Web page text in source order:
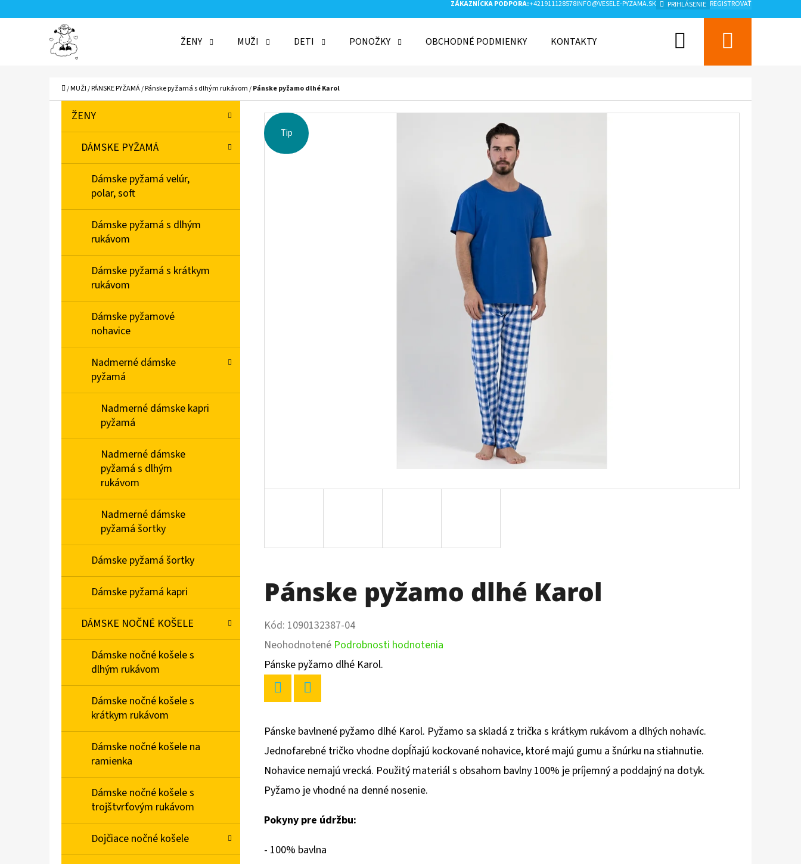
ZÁKAZNÍCKA PODPORA:+421911128578INFO@VESELE-PYZAMA.SK PRIHLÁSENIE REGISTROVAŤ
ŽENY MUŽI DETI PONOŽKY OBCHODNÉ PODMIENKY KONTAKTY Hľadať
Domov
/MUŽI/PÁNSKE PYŽAMÁ/Pánske pyžamá s dlhým rukávom/Pánske pyžamo dlhé Karol
O
N
Preskočiť
kategórie
T
G
I
ŽENY
DÁMSKE PYŽAMÁ
Dámske pyžamá velúr,
polar, soft
Dámske pyžamá s dlhým
rukávom
Dámske pyžamá s krátkym
rukávom
Dámske pyžamové
nohavice
Nadmerné dámske
pyžamá
Nadmerné dámske kapri
pyžamá
Nadmerné dámske
pyžamá s dlhým
rukávom
Nadmerné dámske
pyžamá šortky
Dámske pyžamá šortky
Dámske pyžamá kapri
DÁMSKE NOČNÉ KOŠELE
Dámske nočné košele s
dlhým rukávom
Dámske nočné košele s
krátkym rukávom
Dámske nočné košele na
ramienka
Dámske nočné košele s
trojštvrťovým rukávom
Dojčiace nočné košele
Tip
Pánske pyžamo dlhé Karol
Kód: 1090132387-04
Priemerné
hodnotenie
produktu
je
0,0
hviezdičiek.
Neohodnotené Podrobnosti hodnotenia
Pánske pyžamo dlhé Karol.
Pánske bavlnené pyžamo dlhé Karol. Pyžamo sa skladá z trička s krátkym rukávom a dlhých nohavíc.
Jednofarebné tričko vhodne dopĺňajú kockované nohavice, ktoré majú gumu a šnúrku na stiahnutie.
Nohavice nemajú vrecká. Použitý materiál s obsahom bavlny 100% je príjemný a poddajný na dotyk.
Pyžamo je vhodné na denné nosenie.
Pokyny pre údržbu:
- 100% bavlna
Späť
do
Späť
do
MEDVEDÍKY
€23,90
DÁMSKA NOČNÁ KOŠEĽA S KRÁTKYM
RUKÁVOM LAURA
€25,90